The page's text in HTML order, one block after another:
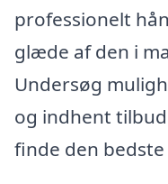
professionelt
glæde af den i
Undersøg
og indhent
finde den